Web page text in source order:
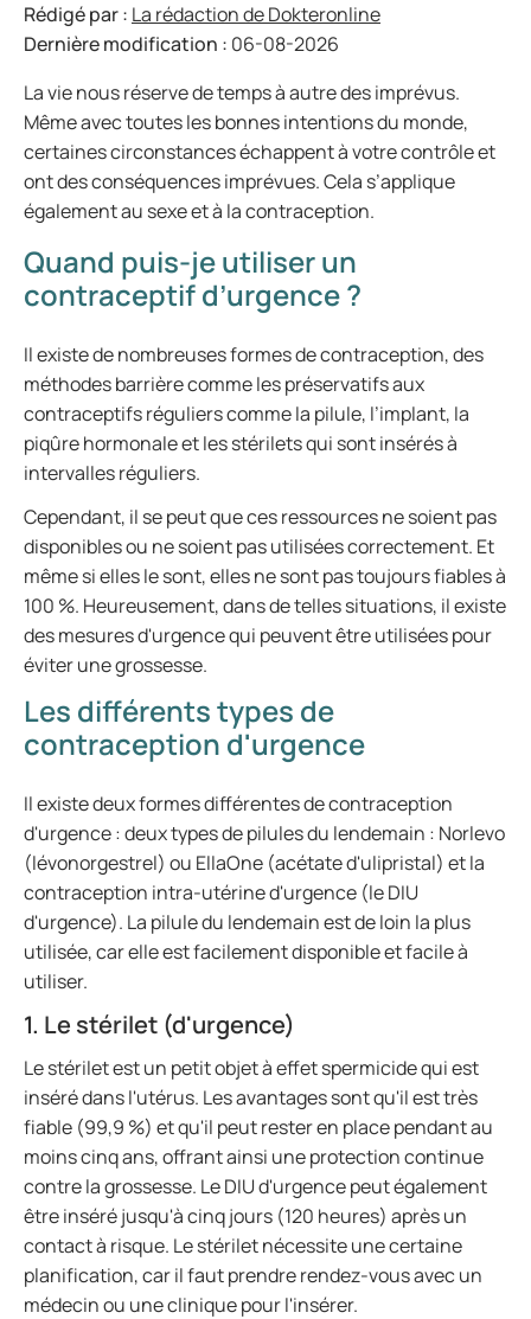
Rédigé par : La rédaction de Dokteronline
Dernière modification : 06-08-2026
La vie nous réserve de temps à autre des imprévus.
Même avec toutes les bonnes intentions du monde,
certaines circonstances échappent à votre contrôle et
ont des conséquences imprévues. Cela s’applique
également au sexe et à la contraception.
Quand puis-je utiliser un
contraceptif d’urgence ?
Il existe de nombreuses formes de contraception, des
méthodes barrière comme les préservatifs aux
contraceptifs réguliers comme la pilule, l’implant, la
piqûre hormonale et les stérilets qui sont insérés à
intervalles réguliers.
Cependant, il se peut que ces ressources ne soient pas
disponibles ou ne soient pas utilisées correctement. Et
même si elles le sont, elles ne sont pas toujours fiables à
100 %. Heureusement, dans de telles situations, il existe
des mesures d'urgence qui peuvent être utilisées pour
éviter une grossesse.
Les différents types de
contraception d'urgence
Il existe deux formes différentes de contraception
d'urgence : deux types de pilules du lendemain : Norlevo
(lévonorgestrel) ou EllaOne (acétate d'ulipristal) et la
contraception intra-utérine d'urgence (le DIU
d'urgence). La pilule du lendemain est de loin la plus
utilisée, car elle est facilement disponible et facile à
utiliser.
1. Le stérilet (d'urgence)
Le stérilet est un petit objet à effet spermicide qui est
inséré dans l'utérus. Les avantages sont qu'il est très
fiable (99,9 %) et qu'il peut rester en place pendant au
moins cinq ans, offrant ainsi une protection continue
contre la grossesse. Le DIU d'urgence peut également
être inséré jusqu'à cinq jours (120 heures) après un
contact à risque. Le stérilet nécessite une certaine
planification, car il faut prendre rendez-vous avec un
médecin ou une clinique pour l'insérer.